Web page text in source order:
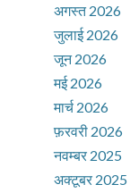
अगस्त 2026
जुलाई 2026
जून 2026
मई 2026
मार्च 2026
फ़रवरी 2026
नवम्बर 2025
अक्टूबर 2025